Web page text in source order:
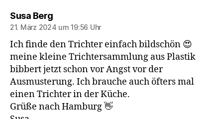
Susa Bergsagt:
21. März 2024 um 19:56 Uhr
Ich finde den Trichter einfach bildschön 😍
meine kleine Trichtersammlung aus Plastik
bibbert jetzt schon vor Angst vor der
Ausmusterung. Ich brauche auch öfters mal
einen Trichter in der Küche.
Grüße nach Hamburg 👋